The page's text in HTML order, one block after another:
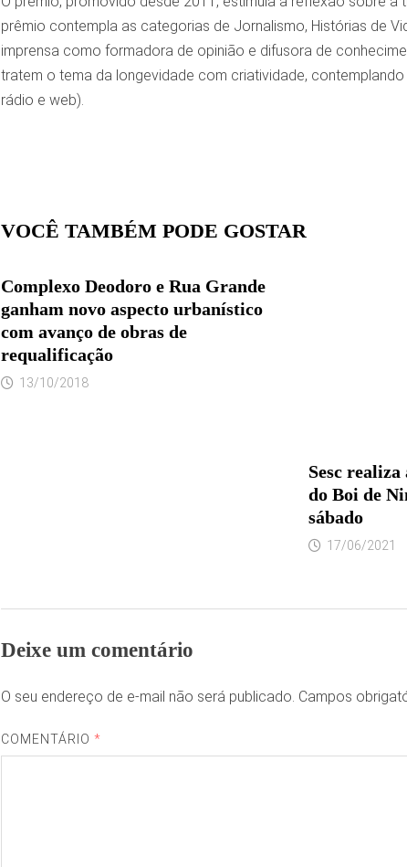
prêmio contempla as categorias de Jornalismo, Histórias de
imprensa como formadora de opinião e difusora de
tratem o tema da longevidade com criatividade,
rádio e web).
VOCÊ TAMBÉM PODE GOSTAR
Complexo Deodoro e Rua Grande
ganham novo aspecto urbanístico
com avanço de obras de
requalificação
13/10/2018
Sesc
do Boi de
sábado
17/06/2021
Deixe um comentário
O seu endereço de e-mail não será publicado. Campos
COMENTÁRIO*